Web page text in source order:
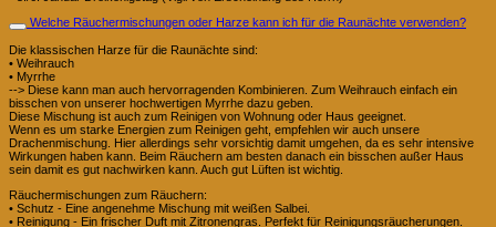
Welche Räuchermischungen oder Harze kann ich für die Raunächte verwenden?
Die klassischen Harze für die Raunächte sind:
• Weihrauch
• Myrrhe
--> Diese kann man auch hervorragenden Kombinieren. Zum Weihrauch einfach ein
bisschen von unserer hochwertigen Myrrhe dazu geben.
Diese Mischung ist auch zum Reinigen von Wohnung oder Haus geeignet.
Wenn es um starke Energien zum Reinigen geht, empfehlen wir auch unsere
Drachenmischung. Hier allerdings sehr vorsichtig damit umgehen, da es sehr intensive
Wirkungen haben kann. Beim Räuchern am besten danach ein bisschen außer Haus
sein damit es gut nachwirken kann. Auch gut Lüften ist wichtig.
Räuchermischungen zum Räuchern:
• Schutz - Eine angenehme Mischung mit weißen Salbei.
• Reinigung - Ein frischer Duft mit Zitronengras. Perfekt für Reinigungsräucherungen.